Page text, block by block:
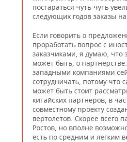
постараться чуть-чуть
следующих годов заказы
Если говорить о
проработать вопрос с
заказчиками, я думаю, что
может быть, о
западными компаниями
сотрудничать, потому что
может быть стоит
китайских партнеров, в
совместному проекту
вертолетов. Скорее всего
Ростов, но вполне
есть по средним и легким